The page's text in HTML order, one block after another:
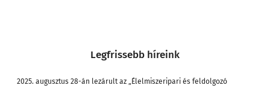
Legfrissebb híreink
2025. augusztus 28-án lezárult az „Élelmiszeripari és feldolgozó